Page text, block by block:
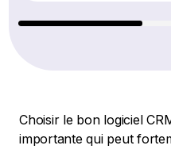
Choisir le bon logiciel
importante qui peut